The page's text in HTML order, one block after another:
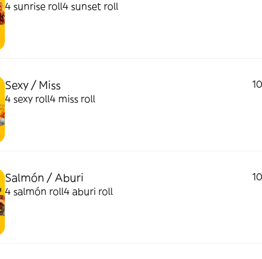
4 sunrise roll4 sunset roll
Sexy / Miss
4 sexy roll4 miss roll
Salmón / Aburi
4 salmón roll4 aburi roll